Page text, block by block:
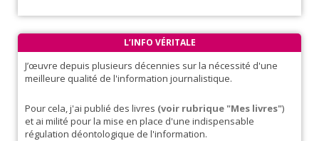
L’INFO VÉRITALE
J’œuvre depuis plusieurs décennies sur la nécessité d'une
meilleure qualité de l'information journalistique.
Pour cela, j'ai publié des livres (voir rubrique "Mes livres")
et ai milité pour la mise en place d'une indispensable
régulation déontologique de l'information.